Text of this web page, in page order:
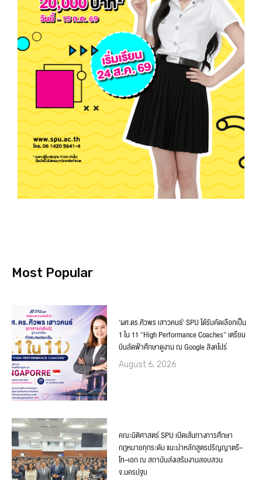
Most Popular
‘ผศ.ดร.ศิวพร เสาวคนธ์’ SPU ได้รับคัดเลือกเป็น
1 ใน 11 “High Performance Coaches” เตรียม
บินลัดฟ้าศึกษาดูงาน ณ Google สิงคโปร์
August 6, 2026
คณะนิติศาสตร์ SPU เปิดเส้นทางการศึกษา
กฎหมายทุกระดับ แนะนำหลักสูตรปริญญาตรี–
โท–เอก ณ สถาบันส่งเสริมงานสอบสวน
จ.นครปฐม